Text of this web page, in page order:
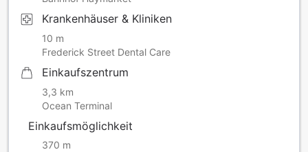
Krankenhäuser & Kliniken
10 m
Frederick Street Dental Care
Einkaufszentrum
3,3 km
Ocean Terminal
Einkaufsmöglichkeit
370 m